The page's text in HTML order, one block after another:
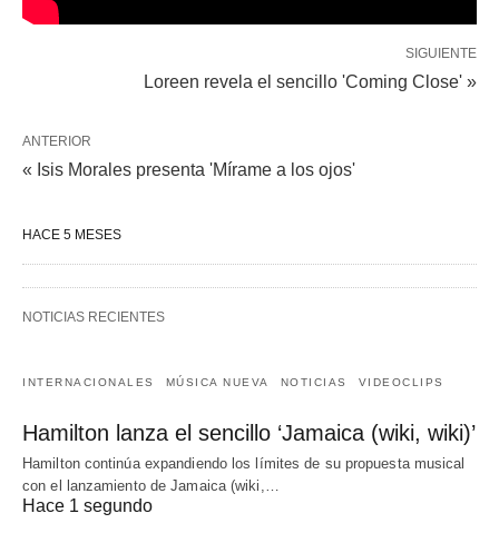
SIGUIENTE
Loreen revela el sencillo 'Coming Close' »
ANTERIOR
« Isis Morales presenta 'Mírame a los ojos'
HACE 5 MESES
NOTICIAS RECIENTES
INTERNACIONALES MÚSICA NUEVA NOTICIAS VIDEOCLIPS
Hamilton lanza el sencillo ‘Jamaica (wiki, wiki)’
Hamilton continúa expandiendo los límites de su propuesta musical
con el lanzamiento de Jamaica (wiki,…
Hace 1 segundo